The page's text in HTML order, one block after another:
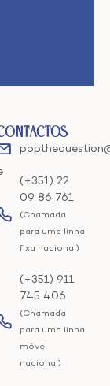
(+351) 22
09 86 761
(Chamada
para uma linha
fixa nacional)
(+351) 911
745 406
(Chamada
para uma linha
móvel
nacional)